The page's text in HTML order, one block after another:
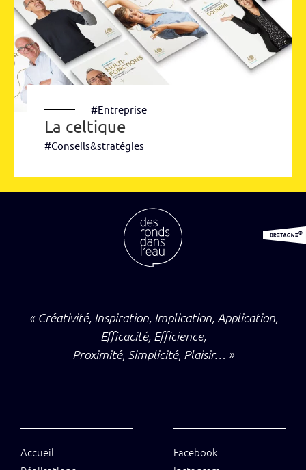
#Entreprise
#Conseils&stratégies
La celtique
« Créativité, Inspiration, Implication, Application,
Efficacité, Efficience,
Proximité, Simplicité, Plaisir… »
Accueil
Facebook